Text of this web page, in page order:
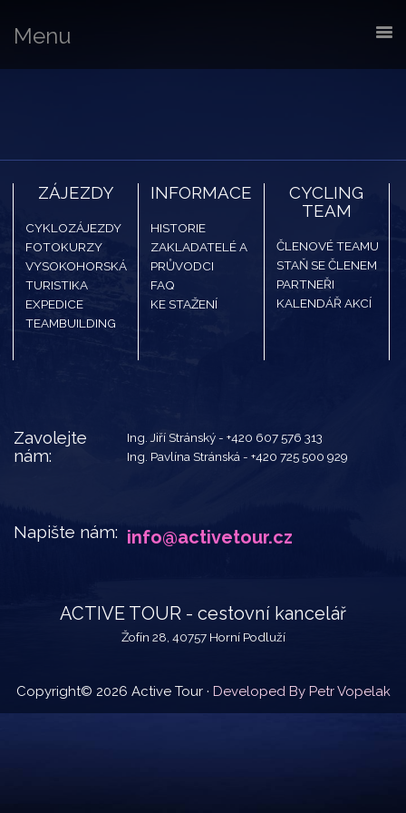
Menu
ZÁJEZDY
CYKLOZÁJEZDY
FOTOKURZY
VYSOKOHORSKÁ
TURISTIKA
EXPEDICE
TEAMBUILDING
INFORMACE
HISTORIE
ZAKLADATELÉ A
PRŮVODCI
FAQ
KE STAŽENÍ
CYCLING
TEAM
ČLENOVÉ TEAMU
STAŇ SE ČLENEM
PARTNEŘI
KALENDÁŘ AKCÍ
Zavolejte
nám:
Ing. Jiří Stránský -+420 607 576 313
Ing. Pavlína Stránská -+420 725 500 929
Napište nám: info@activetour.cz
ACTIVE TOUR - cestovní kancelář
Žofín 28, 40757 Horní Podluží
Copyright© 2026 Active Tour · Developed By Petr Vopelak